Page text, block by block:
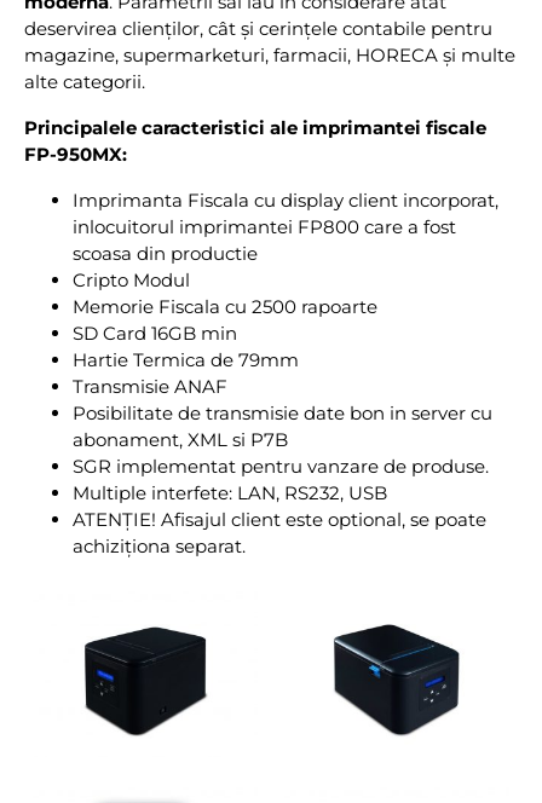
deservirea clienților, cât și cerințele contabile pentru
magazine, supermarketuri, farmacii, HORECA și multe
alte categorii.
Principalele caracteristici ale imprimantei fiscale
FP-950MX:
Imprimanta Fiscala cu display client incorporat,
inlocuitorul imprimantei FP800 care a fost
scoasa din productie
Cripto Modul
Memorie Fiscala cu 2500 rapoarte
SD Card 16GB min
Hartie Termica de 79mm
Transmisie ANAF
Posibilitate de transmisie date bon in server cu
abonament, XML si P7B
SGR implementat pentru vanzare de produse.
Multiple interfete: LAN, RS232, USB
ATENȚIE! Afisajul client este optional, se poate
achiziționa separat.